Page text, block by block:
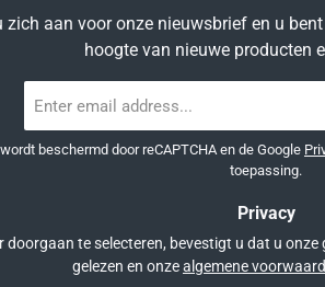
zich aan voor onze nieuwsbrief en u
hoogte van nieuwe producten
mailadres
beschermd door reCAPTCHA en de Google
toepassing.
Privacy
doorgaan te selecteren, bevestigt u dat u onze
gelezen en onzealgemene